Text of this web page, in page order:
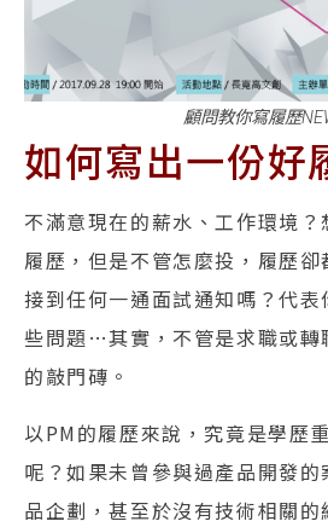
顧問教你寫履歷
如何寫出一份好
不滿意現在的薪水、工作環境
履歷，但是不管怎麼投，履歷
接到任何一通面試通知嗎？代
些問題…其實，不管是求職或轉
的敲門磚。
以PM的履歷來說，究竟是學歷
呢？如果未曾參與過產品開發
品企劃，甚至於沒有技術相關